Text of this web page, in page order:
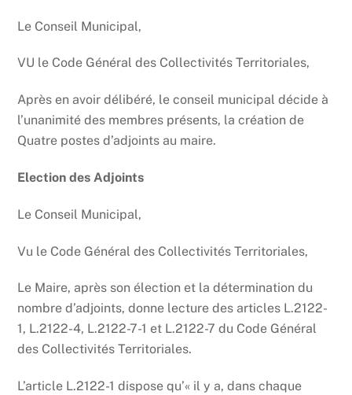
Le Conseil Municipal,
VU le Code Général des Collectivités Territoriales,
Après en avoir délibéré, le conseil municipal décide à
l’unanimité des membres présents, la création de
Quatre postes d’adjoints au maire.
Election des Adjoints
Le Conseil Municipal,
Vu le Code Général des Collectivités Territoriales,
Le Maire, après son élection et la détermination du
nombre d’adjoints, donne lecture des articles L.2122-
1, L.2122-4, L.2122-7-1 et L.2122-7 du Code Général
des Collectivités Territoriales.
L’article L.2122-1 dispose qu’« il y a, dans chaque